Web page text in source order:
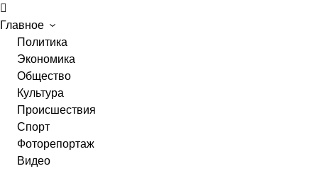
Главное
Политика
Экономика
Общество
Культура
Происшествия
Спорт
Фоторепортаж
Видео